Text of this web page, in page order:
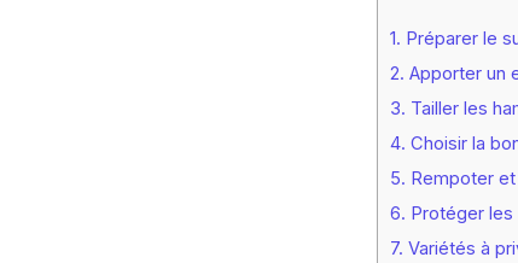
1. Préparer le
2. Apporter un
3. Tailler les
4. Choisir la
5. Rempoter
6. Protéger les
7. Variétés à